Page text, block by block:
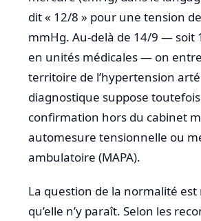
dit « 12/8 » pour une tension
mmHg. Au-delà de 14/9 — soit
en unités médicales — on
territoire de l’hypertension
diagnostique suppose
confirmation hors du cabinet
automesure tensionnelle ou
ambulatoire (MAPA).
La question de la normalité est
qu’elle n’y paraît. Selon les